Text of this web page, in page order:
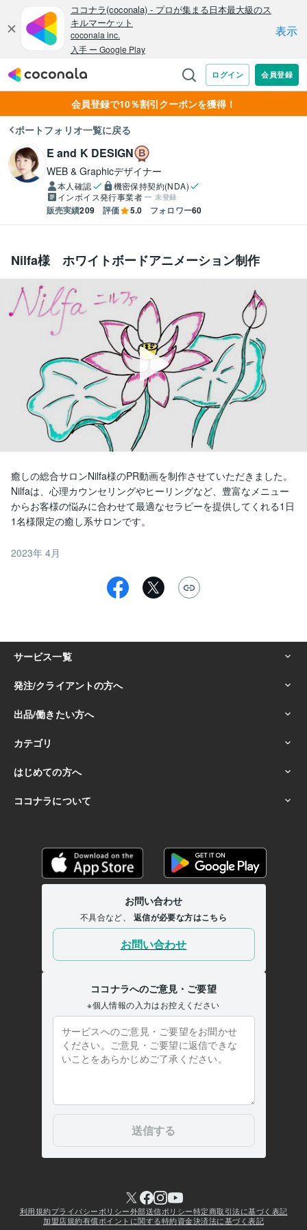
会員登録で10％割引クーポンを獲得！
ポートフォリオ一覧に戻る
E and K DESIGN
WEB & Graphicデザイナー
本人確認
機密保持契約(NDA)
インボイス発行事業者
未登録
販売実績209 評価 5.0 フォロワー60
Nilfa様 ホワイトボードアニメーション制作
癒しの総合サロンNilfa様のPR動画を制作させていただきました。
Nilfaは、心理カウンセリングやヒーリングなど、豊富なメニュー
からお客様の悩みに合わせて最適なセラピーを提供してくれる1日
1名様限定の癒し系サロンです。
2023年 4月